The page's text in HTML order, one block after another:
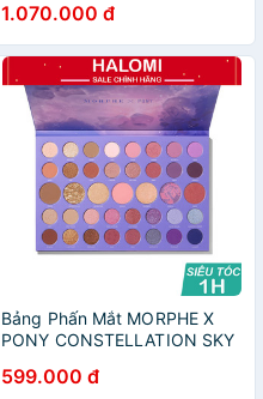
1.070.000 đ
Bảng Phấn Mắt MORPHE X
PONY CONSTELLATION SKY
mê
599.000 đ